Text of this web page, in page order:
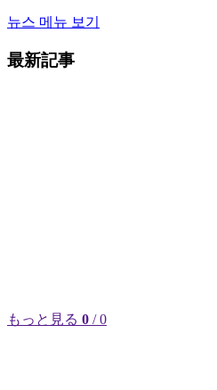
뉴스 메뉴 보기
最新記事
もっと見る 0 / 0